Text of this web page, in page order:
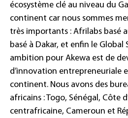
écosystème clé au niveau du
continent car nous sommes
très importants : Afrilabs basé
basé à Dakar, et enfin le
ambition pour Akewa est de
d’innovation entrepreneuriale
continent. Nous avons des
africains : Togo, Sénégal, Côte
centrafricaine, Cameroun et